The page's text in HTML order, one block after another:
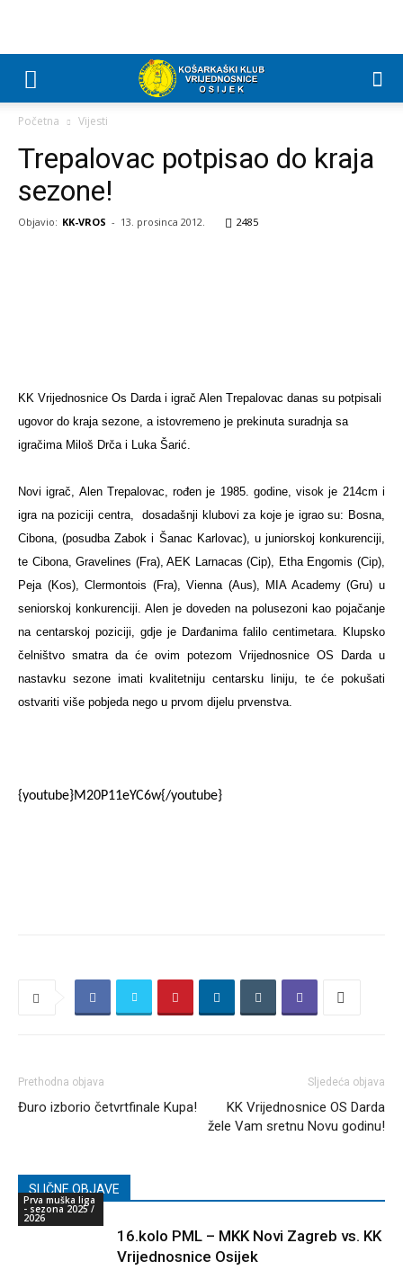
Početna Vijesti
Trepalovac potpisao do kraja
sezone!
Objavio: KK-VROS - 13. prosinca 2012. 2485
KK Vrijednosnice Os Darda i igrač Alen Trepalovac danas su potpisali
ugovor do kraja sezone, a istovremeno je prekinuta suradnja sa
igračima Miloš Drča i Luka Šarić.
Novi igrač, Alen Trepalovac, rođen je 1985. godine, visok je 214cm i
igra na poziciji centra,
dosadašnji klubovi za koje je igrao su: Bosna,
Cibona, (posudba Zabok i Šanac Karlovac), u juniorskoj konkurenciji,
te Cibona, Gravelines (Fra), AEK Larnacas (Cip), Etha Engomis (Cip),
Peja (Kos), Clermontois (Fra), Vienna (Aus), MIA Academy (Gru) u
seniorskoj konkurenciji. Alen je doveden na polusezoni kao pojačanje
na centarskoj poziciji, gdje je Darđanima falilo centimetara. Klupsko
čelništvo smatra da će ovim potezom Vrijednosnice OS Darda u
nastavku sezone imati kvalitetniju centarsku liniju, te će pokušati
ostvariti više pobjeda nego u prvom dijelu prvenstva.
{youtube}M20P11eYC6w{/youtube}
Prethodna objava
Đuro izborio četvrtfinale Kupa!
Sljedeća objava
KK Vrijednosnice OS Darda
žele Vam sretnu Novu godinu!
SLIČNE OBJAVE
Prva muška liga
- sezona 2025 /
2026
16.kolo PML – MKK Novi Zagreb vs. KK
Vrijednosnice Osijek